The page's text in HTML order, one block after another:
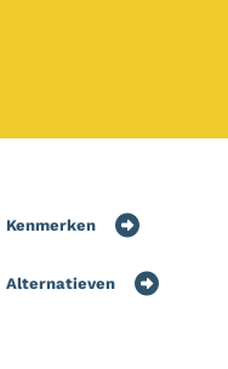
Kenmerken
Alternatieven